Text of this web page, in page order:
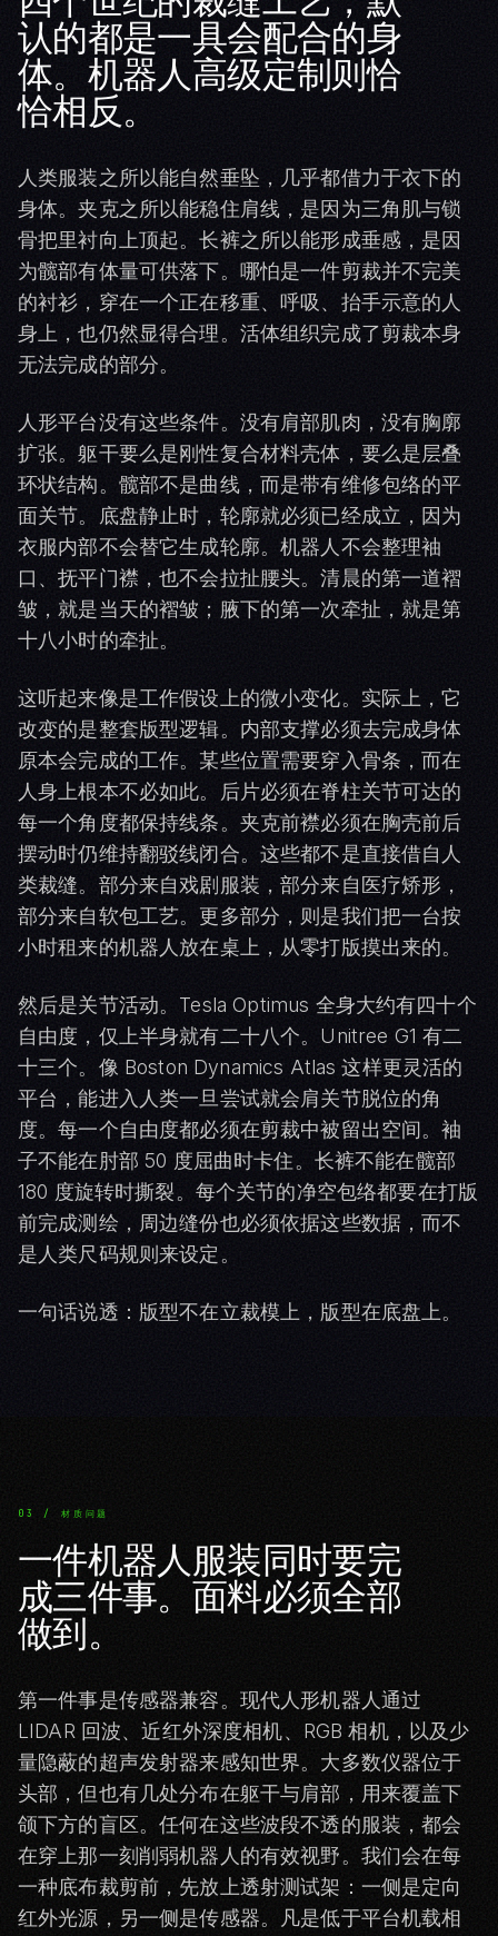
认的都是一具会配合的身
体。机器人高级定制则恰
恰相反。
人类服装之所以能自然垂坠，几乎都借力于衣下的
身体。夹克之所以能稳住肩线，是因为三角肌与锁
骨把里衬向上顶起。长裤之所以能形成垂感，是因
为髋部有体量可供落下。哪怕是一件剪裁并不完美
的衬衫，穿在一个正在移重、呼吸、抬手示意的人
身上，也仍然显得合理。活体组织完成了剪裁本身
无法完成的部分。
人形平台没有这些条件。没有肩部肌肉，没有胸廓
扩张。躯干要么是刚性复合材料壳体，要么是层叠
环状结构。髋部不是曲线，而是带有维修包络的平
面关节。底盘静止时，轮廓就必须已经成立，因为
衣服内部不会替它生成轮廓。机器人不会整理袖
口、抚平门襟，也不会拉扯腰头。清晨的第一道褶
皱，就是当天的褶皱；腋下的第一次牵扯，就是第
十八小时的牵扯。
这听起来像是工作假设上的微小变化。实际上，它
改变的是整套版型逻辑。内部支撑必须去完成身体
原本会完成的工作。某些位置需要穿入骨条，而在
人身上根本不必如此。后片必须在脊柱关节可达的
每一个角度都保持线条。夹克前襟必须在胸壳前后
摆动时仍维持翻驳线闭合。这些都不是直接借自人
类裁缝。部分来自戏剧服装，部分来自医疗矫形，
部分来自软包工艺。更多部分，则是我们把一台按
小时租来的机器人放在桌上，从零打版摸出来的。
然后是关节活动。Tesla Optimus 全身大约有四十个
自由度，仅上半身就有二十八个。Unitree G1 有二
十三个。像 Boston Dynamics Atlas 这样更灵活的
平台，能进入人类一旦尝试就会肩关节脱位的角
度。每一个自由度都必须在剪裁中被留出空间。袖
子不能在肘部 50 度屈曲时卡住。长裤不能在髋部
180 度旋转时撕裂。每个关节的净空包络都要在打版
前完成测绘，周边缝份也必须依据这些数据，而不
是人类尺码规则来设定。
一句话说透：版型不在立裁模上，版型在底盘上。
03 / 材质问题
一件机器人服装同时要完
成三件事。面料必须全部
做到。
第一件事是传感器兼容。现代人形机器人通过
LIDAR 回波、近红外深度相机、RGB 相机，以及少
量隐蔽的超声发射器来感知世界。大多数仪器位于
头部，但也有几处分布在躯干与肩部，用来覆盖下
颌下方的盲区。任何在这些波段不透的服装，都会
在穿上那一刻削弱机器人的有效视野。我们会在每
一种底布裁剪前，先放上透射测试架：一侧是定向
红外光源，另一侧是传感器。凡是低于平台机载相